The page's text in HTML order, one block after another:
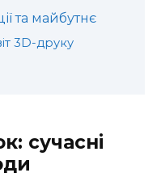
та майбутнє
3D-друку
сучасні